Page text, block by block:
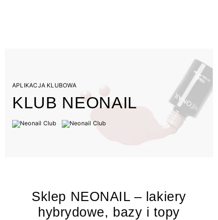
APLIKACJA KLUBOWA
KLUB NEONAIL
Sklep NEONAIL – lakiery
hybrydowe, bazy i topy